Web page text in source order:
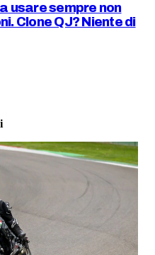
usare sempre non
Clone QJ? Niente di